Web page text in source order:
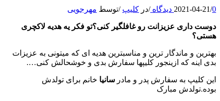
2021-04-21/0 دیدگاه /در کلیپ /توسط مهرجویی
دوست داری عزیزانت رو غافلگیر کنی؟تو فکر یه هدیه لاکچری
هستی؟
بهترین و ماندگار ترین و مناسبترین هدیه ای که میتونی به عزیزات
بدی اینه که ازینجور کلیپها سفارش بدی و خوشحالش کنی….
این کلیپ به سفارش پدر و مادر سانیا خانم برای تولدش
بوده.تولدش مبارک